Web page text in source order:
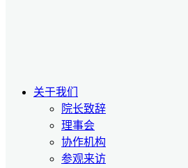
关于我们
院长致辞
理事会
协作机构
参观来访